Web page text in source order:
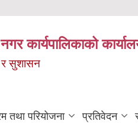
कार्यपालिकाको
र सुशासन
तथा परियोजना प्रतिवेदन